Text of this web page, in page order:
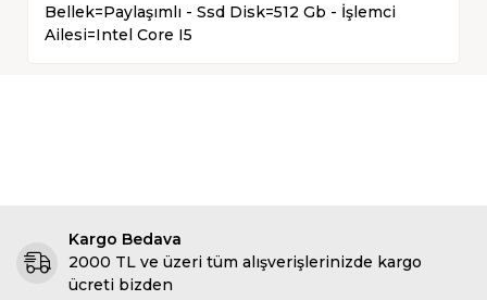
Bellek=Paylaşımlı - Ssd Disk=512 Gb - İşlemci
Ailesi=Intel Core I5
Kargo Bedava
2000 TL ve üzeri tüm alışverişlerinizde kargo
ücreti bizden